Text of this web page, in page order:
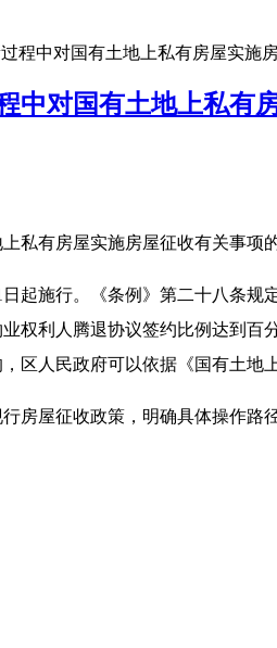
程中对国有土地上私有房屋实施
中对国有土地上私
有房屋实施房屋征收有关事项
施行。《条例》第二十八条规
权利人腾退协议签约比例达到
人民政府可以依据《国有土地
屋征收政策，明确具体操作路